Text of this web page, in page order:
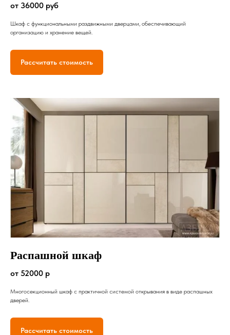
от 36000 руб
Шкаф с функциональными раздвижными дверцами, обеспечивающий
организацию и хранение вещей.
Рассчитать стоимость
Распашной шкаф
от 52000 р
Многосекционный шкаф с практичной системой открывания в виде распашных
дверей.
Рассчитать стоимость